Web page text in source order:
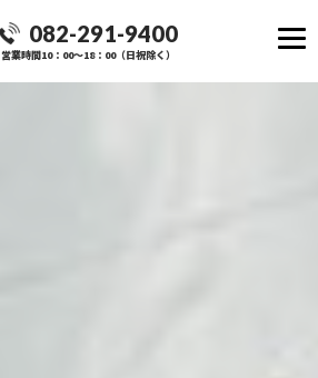
082-291-9400
営業時間10：00～18：00（日祝除く）